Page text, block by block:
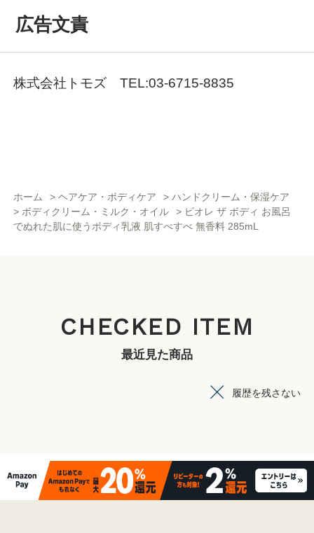
広告文責
株式会社トモズ TEL:03-6715-8835
ホーム >ヘアケア・ボディケア >ハンドクリーム・保湿ケア
> ボディクリーム・ミルク・オイル > ビオレ ザ ボディ お風呂
でぬれた肌に使うボディ乳液 肌すべすべ 無香料 285mL
CHECKED ITEM
最近見た商品
履歴を残さない